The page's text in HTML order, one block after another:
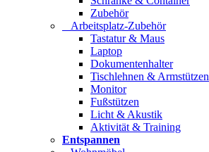
Zubehör
Arbeitsplatz-Zubehör
Tastatur & Maus
Laptop
Dokumentenhalter
Tischlehnen & Armstützen
Monitor
Fußstützen
Licht & Akustik
Aktivität & Training
Entspannen